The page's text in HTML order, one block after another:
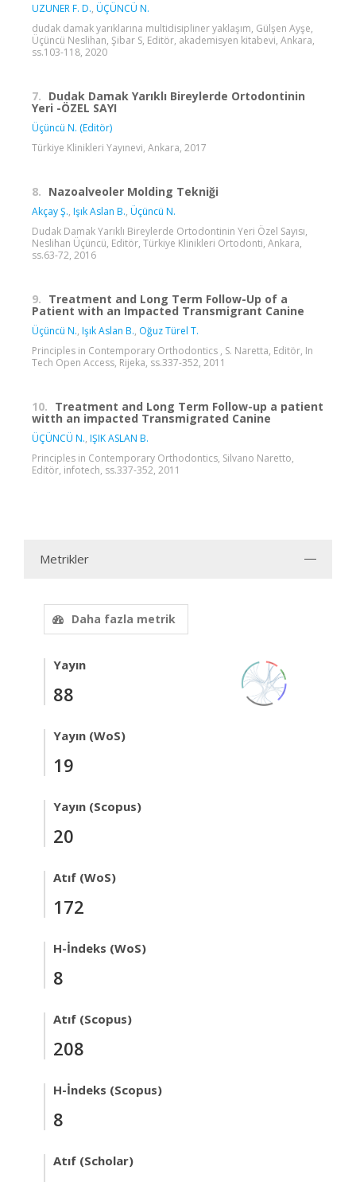
UZUNER F. D., ÜÇÜNCÜ N.
dudak damak yarıklarına multidisipliner yaklaşım, Gülşen Ayşe,
Üçüncü Neslihan, Şibar S, Editör, akademisyen kitabevi, Ankara,
ss.103-118, 2020
7. Dudak Damak Yarıklı Bireylerde Ortodontinin
Yeri -ÖZEL SAYI
Üçüncü N. (Editör)
Türkiye Klinikleri Yayınevi, Ankara, 2017
8. Nazoalveoler Molding Tekniği
Akçay Ş., Işık Aslan B., Üçüncü N.
Dudak Damak Yarıklı Bireylerde Ortodontinin Yeri Özel Sayısı,
Neslihan Üçüncü, Editör, Türkiye Klinikleri Ortodonti, Ankara,
ss.63-72, 2016
9. Treatment and Long Term Follow-Up of a
Patient with an Impacted Transmigrant Canine
Üçüncü N., Işık Aslan B., Oğuz Türel T.
Principles in Contemporary Orthodontics , S. Naretta, Editör, In
Tech Open Access, Rijeka, ss.337-352, 2011
10. Treatment and Long Term Follow-up a patient
witth an impacted Transmigrated Canine
ÜÇÜNCÜ N., IŞIK ASLAN B.
Principles in Contemporary Orthodontics, Silvano Naretto,
Editör, infotech, ss.337-352, 2011
Metrikler
Daha fazla metrik
Yayın
88
Yayın (WoS)
19
Yayın (Scopus)
20
Atıf (WoS)
172
H-İndeks (WoS)
8
Atıf (Scopus)
208
H-İndeks (Scopus)
8
Atıf (Scholar)